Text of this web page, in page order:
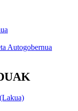
Autogobernua